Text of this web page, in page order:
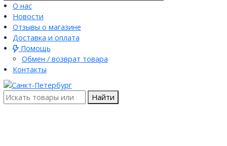
О нас
Новости
Отзывы о магазине
Доставка и оплата
Помощь
Обмен / возврат товара
Контакты
Найти